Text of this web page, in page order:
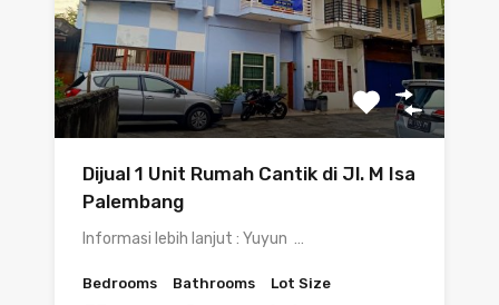
Dijual 1 Unit Rumah Cantik di Jl. M Isa
Palembang
Informasi lebih lanjut : Yuyun …
Bedrooms Bathrooms Lot Size